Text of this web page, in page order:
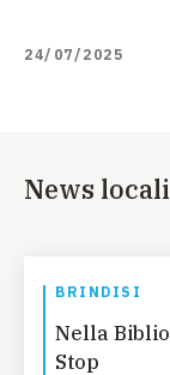
24/07/2025
News
BRINDISI
Nella
Stop